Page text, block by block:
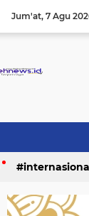
Jum'at 7 Agu